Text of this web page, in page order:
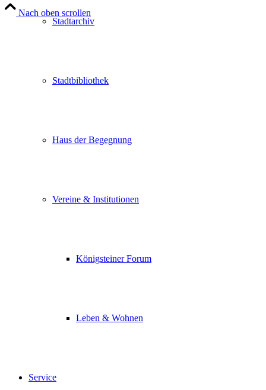
Stadtarchiv
Stadtbibliothek
Haus der Begegnung
Vereine & Institutionen
Königsteiner Forum
Leben & Wohnen
Service
Nach oben scrollen